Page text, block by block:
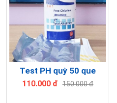
Test PH quỳ 50 que
110.000 đ 150.000 đ